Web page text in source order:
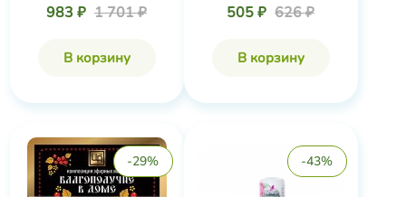
983 ₽ 1 701 ₽
В корзину
505 ₽ 626 ₽
В корзину
-29% -43%